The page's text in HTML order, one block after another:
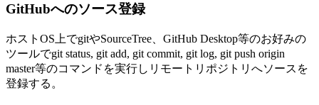
GitHubへのソース登録
ホストOS上でgitやSourceTree、GitHub Desktop等のお好みの
ツールでgit status, git add, git commit, git log, git push origin
master等のコマンドを実行しリモートリポジトリへソースを
登録する。